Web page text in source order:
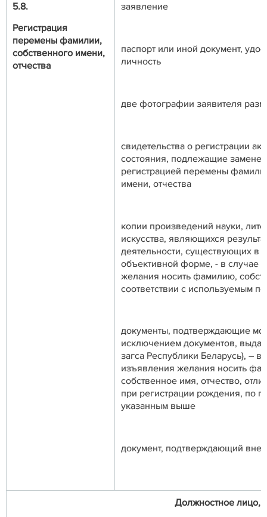
5.8.
Регистрация
перемены фамилии,
собственного имени,
отчества
заявление
паспорт или иной документ,
личность
две фотографии заявителя
свидетельства о регистрации
состояния, подлежащие замене
регистрацией перемены
имени, отчества
копии произведений науки,
искусства, являющихся
деятельности, существующих в
объективной форме, - в случае
желания носить фамилию,
соответствии с используемым
документы, подтверждающие
исключением документов,
загса Республики Беларусь), – в
изъявления желания носить
собственное имя, отчество,
при регистрации рождения, по
указанным выше
документ, подтверждающий
Должностное лицо,